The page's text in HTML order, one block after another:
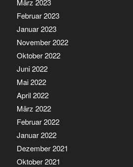
März 2023
Februar 2023
Januar 2023
November 2022
Oktober 2022
Juni 2022
Mai 2022
April 2022
März 2022
Februar 2022
Januar 2022
Dezember 2021
Oktober 2021